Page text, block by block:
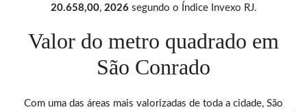
20.658,00, 2026segundo o Índice Invexo RJ.
Valor do metro quadrado em
São Conrado
Com uma das áreas mais valorizadas de toda a cidade, São